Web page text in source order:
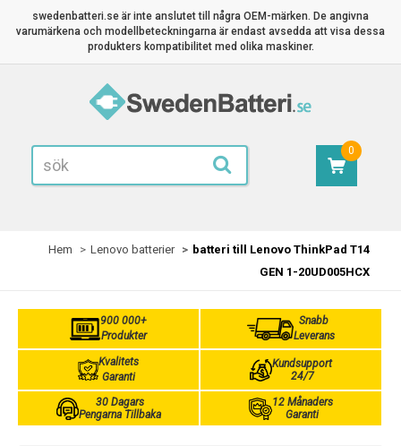
swedenbatteri.se är inte anslutet till några OEM-märken. De angivna
varumärkena och modellbeteckningarna är endast avsedda att visa dessa
produkters kompatibilitet med olika maskiner.
0
Hem Lenovo batterier
batteri till Lenovo ThinkPad T14
GEN 1-20UD005HCX
900 000+
Produkter
Snabb
Leverans
Kvalitets
Garanti
Kundsupport
24/7
30 Dagars
Pengarna Tillbaka
12 Månaders
Garanti